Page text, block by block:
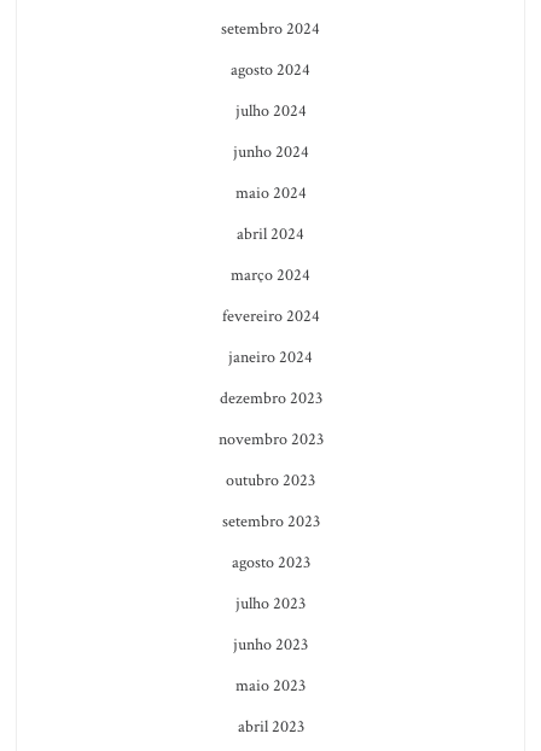
setembro 2024
agosto 2024
julho 2024
junho 2024
maio 2024
abril 2024
março 2024
fevereiro 2024
janeiro 2024
dezembro 2023
novembro 2023
outubro 2023
setembro 2023
agosto 2023
julho 2023
junho 2023
maio 2023
abril 2023